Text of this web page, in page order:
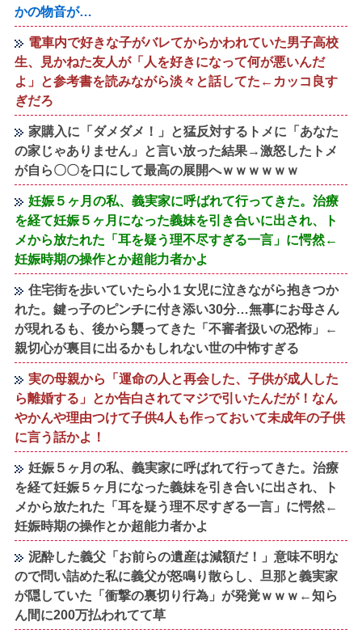
かの物音が…
電車内で好きな子がバレてからかわれていた男子高校
生、見かねた友人が「人を好きになって何が悪いんだ
よ」と参考書を読みながら淡々と話してた←カッコ良す
ぎだろ
家購入に「ダメダメ！」と猛反対するトメに「あなた
の家じゃありません」と言い放った結果→激怒したトメ
が自ら〇〇を口にして最高の展開へｗｗｗｗｗｗ
妊娠５ヶ月の私、義実家に呼ばれて行ってきた。治療
を経て妊娠５ヶ月になった義妹を引き合いに出され、ト
メから放たれた「耳を疑う理不尽すぎる一言」に愕然←
妊娠時期の操作とか超能力者かよ
住宅街を歩いていたら小１女児に泣きながら抱きつか
れた。鍵っ子のピンチに付き添い30分…無事にお母さん
が現れるも、後から襲ってきた「不審者扱いの恐怖」←
親切心が裏目に出るかもしれない世の中怖すぎる
実の母親から「運命の人と再会した、子供が成人した
ら離婚する」とか告白されてマジで引いたんだが！なん
やかんや理由つけて子供4人も作っておいて未成年の子供
に言う話かよ！
妊娠５ヶ月の私、義実家に呼ばれて行ってきた。治療
を経て妊娠５ヶ月になった義妹を引き合いに出され、ト
メから放たれた「耳を疑う理不尽すぎる一言」に愕然←
妊娠時期の操作とか超能力者かよ
泥酔した義父「お前らの遺産は減額だ！」意味不明な
ので問い詰めた私に義父が怒鳴り散らし、旦那と義実家
が隠していた「衝撃の裏切り行為」が発覚ｗｗｗ←知ら
ん間に200万払われてて草